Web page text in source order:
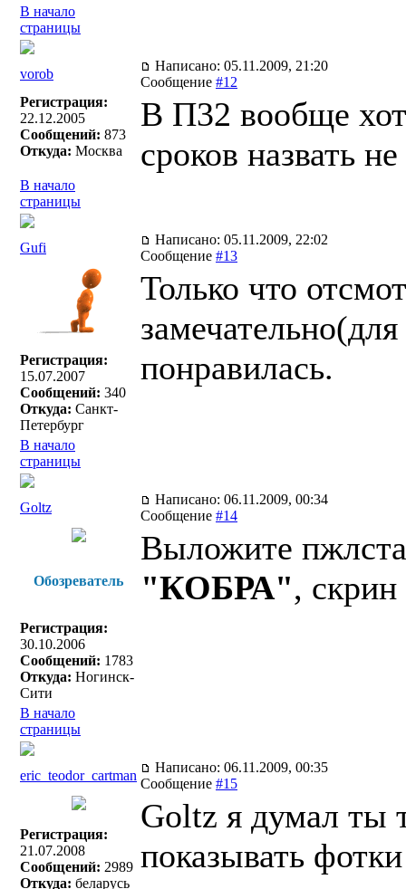
В начало
страницы
vorob
Написано: 05.11.2009, 21:20
Сообщение #12
Регистрация:
22.12.2005
Сообщений: 873
Откуда: Москва
В П32 вообще
сроков назвать
В начало
страницы
Gufi
Написано: 05.11.2009, 22:02
Сообщение #13
Регистрация:
15.07.2007
Сообщений: 340
Откуда: Санкт-
Петербург
Только что
понравилась.
В начало
страницы
Goltz
Написано: 06.11.2009, 00:34
Сообщение #14
Обозреватель
Регистрация:
30.10.2006
Сообщений: 1783
Откуда: Ногинск-
Сити
Выложите
"КОБРА",
В начало
страницы
eric_teodor_cartman
Написано: 06.11.2009, 00:35
Сообщение #15
Регистрация:
21.07.2008
Сообщений: 2989
Откуда: беларусь
Goltz я думал ты
показывать